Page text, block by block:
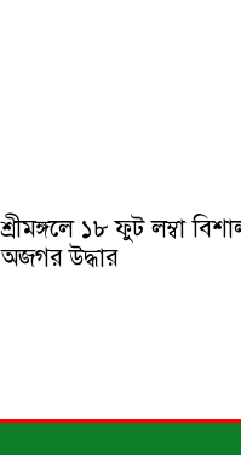
শ্রীমঙ্গলে ১৮ ফুট লম্বা
অজগর উদ্ধার